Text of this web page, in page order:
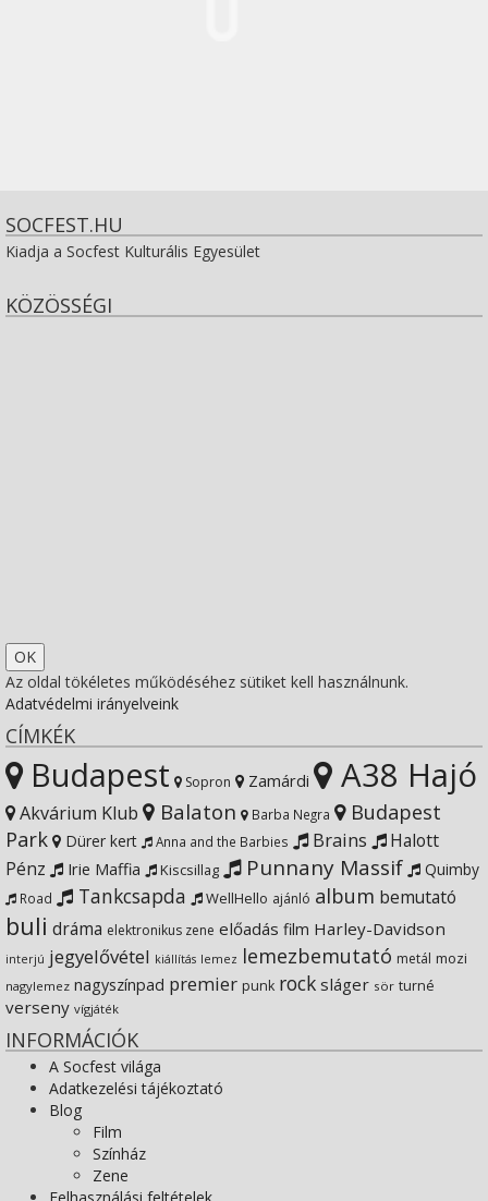
SOCFEST.HU
Kiadja a Socfest Kulturális Egyesület
KÖZÖSSÉGI
Twitter
on
Instagram
profile
on
YouTube
SocfestHun’s
profile
on
Google+
Az oldal tökéletes működéséhez sütiket kell használnunk.
Adatvédelmi irányelveink
CÍMKÉK
Budapest Sopron Zamárdi A38 Hajó
Akvárium Klub Balaton Barba Negra
Budapest
Park
Dürer kert Anna and the Barbies Brains
Halott
Pénz
Irie Maffia Kiscsillag Punnany Massif Quimby
Road Tankcsapda WellHello ajánló album bemutató
buli dráma elektronikus zene előadás film Harley-Davidson
interjú jegyelővétel kiállítás lemez lemezbemutató metál mozi
nagylemez nagyszínpad premier punk rock sláger sör turné
verseny vígjáték
INFORMÁCIÓK
A Socfest világa
Adatkezelési tájékoztató
Blog
Film
Színház
Zene
Felhasználási feltételek